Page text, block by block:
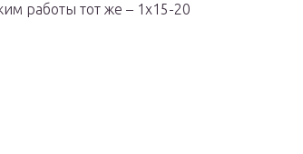
работы тот же – 1х15-20